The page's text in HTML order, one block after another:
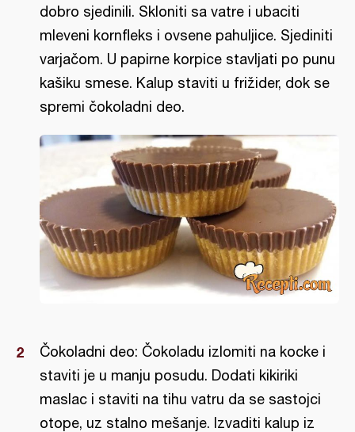
dobro sjedinili. Skloniti sa vatre i ubaciti
mleveni kornfleks i ovsene pahuljice. Sjediniti
varjačom. U papirne korpice stavljati po punu
kašiku smese. Kalup staviti u frižider, dok se
spremi čokoladni deo.
Čokoladni deo: Čokoladu izlomiti na kocke i
staviti je u manju posudu. Dodati kikiriki
maslac i staviti na tihu vatru da se sastojci
otope, uz stalno mešanje. Izvaditi kalup iz